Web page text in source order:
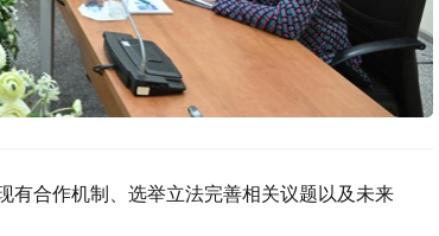
有合作机制、选举立法完善相关议题以及未来